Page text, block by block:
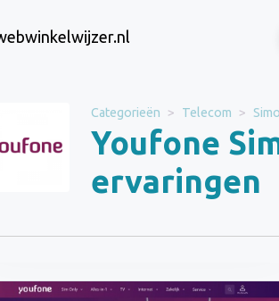
Categorieën Telecom
Youfone
ervaringen
Youfone Sim Only
Categorie
Telecom